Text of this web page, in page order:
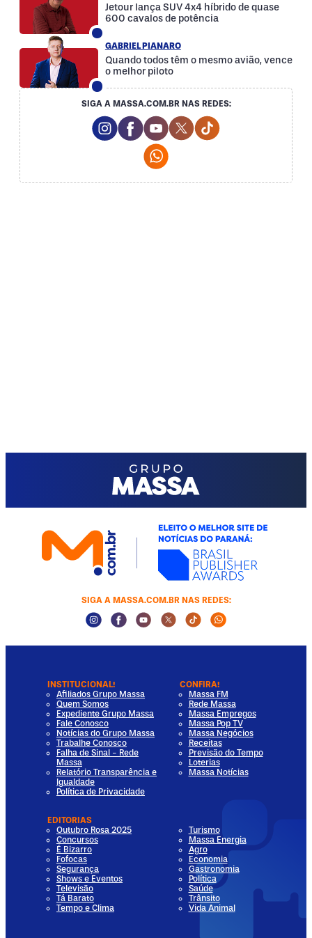
Jetour lança SUV 4x4 híbrido de quase
600 cavalos de potência
GABRIEL PIANARO
Quando todos têm o mesmo avião, vence
o melhor piloto
SIGA A MASSA.COM.BR NAS REDES:
Instagram Social Media
Facebook Social Media
Youtube Social Media
Twitter Social Media
Tiktok Social
SIGA A MASSA.COM.BR NAS REDES:
Instagram Social Media
Facebook Social Media
Youtube Social Media
Twitter Social Media
Tiktok Social Media
Whatsapp
INSTITUCIONAL!
Afiliados Grupo Massa
Quem Somos
Expediente Grupo Massa
Fale Conosco
Notícias do Grupo Massa
Trabalhe Conosco
Falha de Sinal - Rede
Massa
Relatório Transparência e
Igualdade
Política de Privacidade
CONFIRA!
Massa FM
Rede Massa
Massa Empregos
Massa Pop TV
Massa Negócios
Receitas
Previsão do Tempo
Loterias
Massa Notícias
EDITORIAS
Outubro Rosa 2025
Concursos
É Bizarro
Fofocas
Segurança
Shows e Eventos
Televisão
Tá Barato
Tempo e Clima
Turismo
Massa Energia
Agro
Economia
Gastronomia
Política
Saúde
Trânsito
Vida Animal